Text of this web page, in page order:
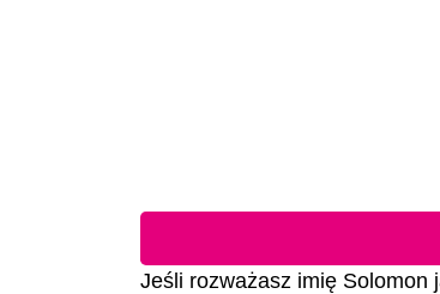
Jeśli rozważasz imię Solomon